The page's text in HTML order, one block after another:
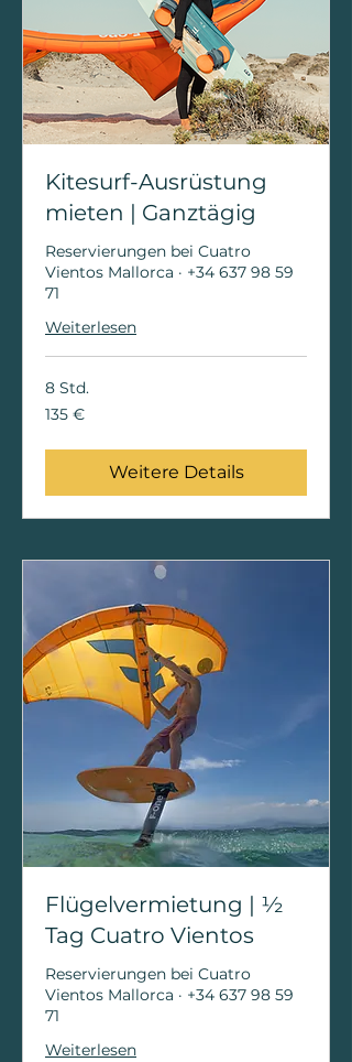
Kitesurf-Ausrüstung
mieten | Ganztägig
Reservierungen bei Cuatro
Vientos Mallorca · +34 637 98 59
71
Weiterlesen
8 Std.
135
Euro
135 €
Weitere Details
Flügelvermietung | ½
Tag Cuatro Vientos
Reservierungen bei Cuatro
Vientos Mallorca · +34 637 98 59
71
Weiterlesen